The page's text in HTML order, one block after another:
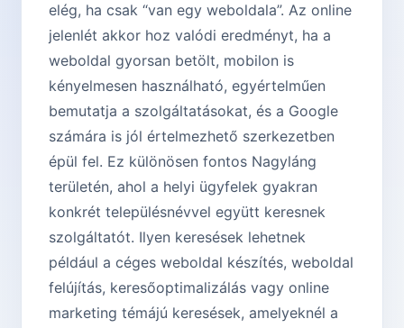
elég, ha csak “van egy weboldala”. Az online
jelenlét akkor hoz valódi eredményt, ha a
weboldal gyorsan betölt, mobilon is
kényelmesen használható, egyértelműen
bemutatja a szolgáltatásokat, és a Google
számára is jól értelmezhető szerkezetben
épül fel. Ez különösen fontos Nagyláng
területén, ahol a helyi ügyfelek gyakran
konkrét településnévvel együtt keresnek
szolgáltatót. Ilyen keresések lehetnek
például a céges weboldal készítés, weboldal
felújítás, keresőoptimalizálás vagy online
marketing témájú keresések, amelyeknél a